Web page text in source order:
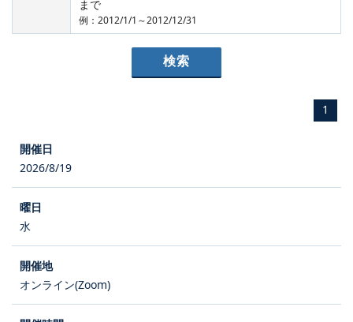
まで
例：2012/1/1～2012/12/31
1
2026/8/19
水
オンライン(Zoom)